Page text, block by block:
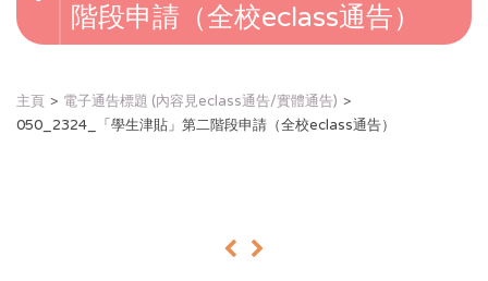
階段申請（全校eclass通告）
主頁
電子通告標題 (內容見eclass通告/實體通告)
050_2324_「學生津貼」第二階段申請（全校eclass通告）
« »